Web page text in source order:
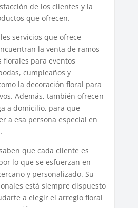
de los clientes y la
que ofrecen.
servicios que ofrece
la venta de ramos
florales para eventos
cumpleaños y
la decoración floral para
Además, también ofrecen
a domicilio, para que
a esa persona especial en
que cada cliente es
lo que se esfuerzan en
y personalizado. Su
está siempre dispuesto
a elegir el arreglo floral